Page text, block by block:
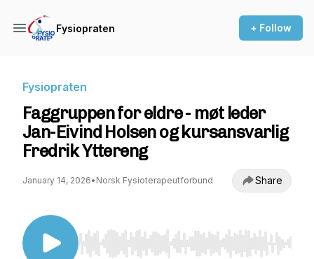
Fysiopraten + Follow
Fysiopraten
Faggruppen for eldre - møt leder
Jan-Eivind Holsen og kursansvarlig
Fredrik Yttereng
January 14, 2026• Norsk Fysioterapeutforbund Share
Use Left/Right to seek, Home/End to jump to